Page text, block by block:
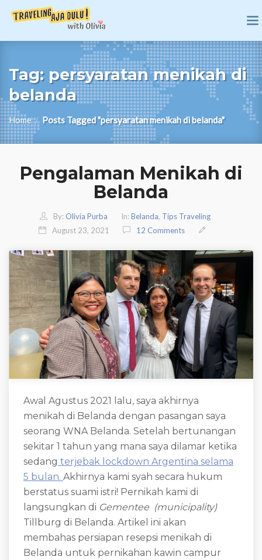
Tag: persyaratan menikah di
belanda
Home / Posts Tagged "persyaratan menikah di belanda"
Pengalaman Menikah di
Belanda
By: Olivia Purba In: Belanda, Tips Traveling
August 23, 2021
12 Comments
Awal Agustus 2021 lalu, saya akhirnya
menikah di Belanda dengan pasangan saya
seorang WNA Belanda. Setelah bertunangan
sekitar 1 tahun yang mana saya dilamar ketika
sedang terjebak lockdown Argentina selama
5 bulan. Akhirnya kami syah secara hukum
berstatus suami istri! Pernikah kami di
langsungkan di Gementee (municipality)
Tillburg di Belanda. Artikel ini akan
membahas persiapan resepsi menikah di
Belanda untuk pernikahan kawin campur